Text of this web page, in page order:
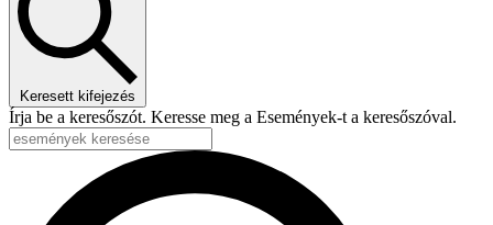
Keresett kifejezés
Írja be a keresőszót. Keresse meg a Események-t a keresőszóval.